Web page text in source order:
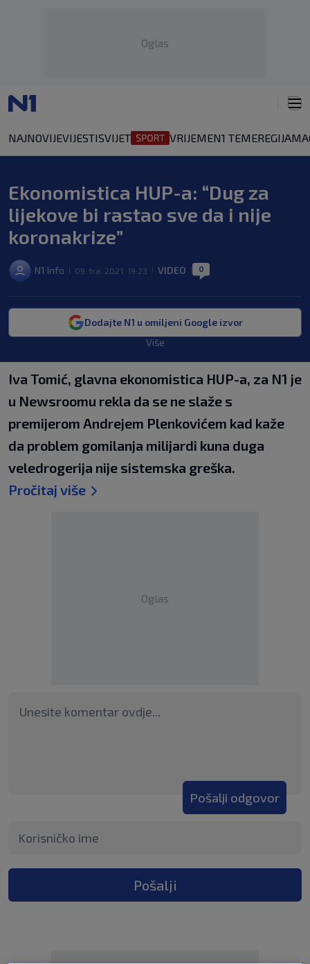
Oglas
NAJNOVIJEVIJESTISVIJET VRIJEMEN1 TEMEREGIJA
Ekonomistica HUP-a: “Dug za
lijekove bi rastao sve da i nije
koronakrize”
N1 Info 09. tra. 2021. 19:23 VIDEO 0
Dodajte N1 u omiljeni Google izvor
Više
Iva Tomić, glavna ekonomistica HUP-a, za N1 je
u Newsroomu rekla da se ne slaže s
premijerom Andrejem Plenkovićem kad kaže
da problem gomilanja milijardi kuna duga
veledrogerija nije sistemska greška.
Pročitaj više
Oglas
Pošalji odgovor
Pošalji